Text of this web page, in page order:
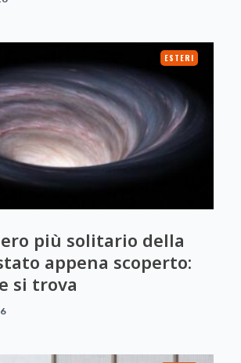
ESTERI
più solitario della
appena scoperto:
si trova